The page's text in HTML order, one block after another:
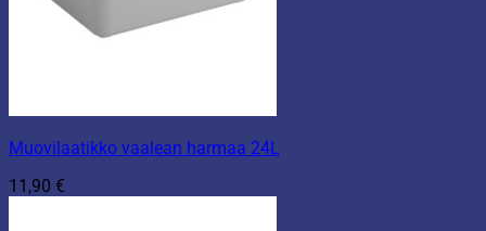
Muovilaatikko vaalean harmaa 24L
11,90 €